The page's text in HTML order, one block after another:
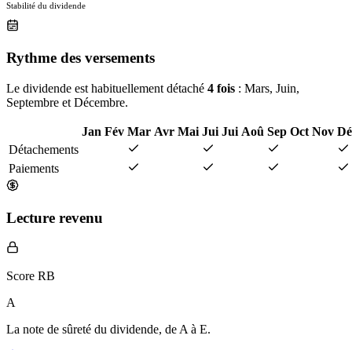
Stabilité du dividende
Rythme des versements
Le dividende est habituellement détaché 4 fois : Mars, Juin,
Septembre et Décembre.
Jan Fév Mar Avr Mai Jui Jui Aoû Sep Oct Nov
Détachements
Paiements
Lecture revenu
Score RB
A
La note de sûreté du dividende, de A à E.